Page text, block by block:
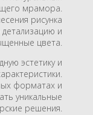
мрамора.
рисунка
и
цвета.
эстетику и
форматах и
уникальные
решения.